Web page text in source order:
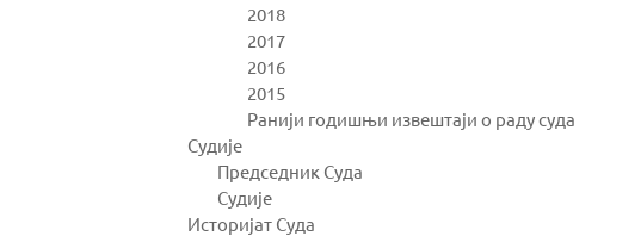
2018
2017
2016
2015
Ранији годишњи извештаји о раду суда
Судије
Председник Суда
Судије
Историјат Суда